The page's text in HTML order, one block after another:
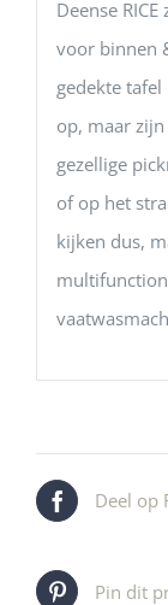
Deense
voor binnen
gedekte
op, maar
gezellige
of op het
kijken dus,
Deel op
Pin dit